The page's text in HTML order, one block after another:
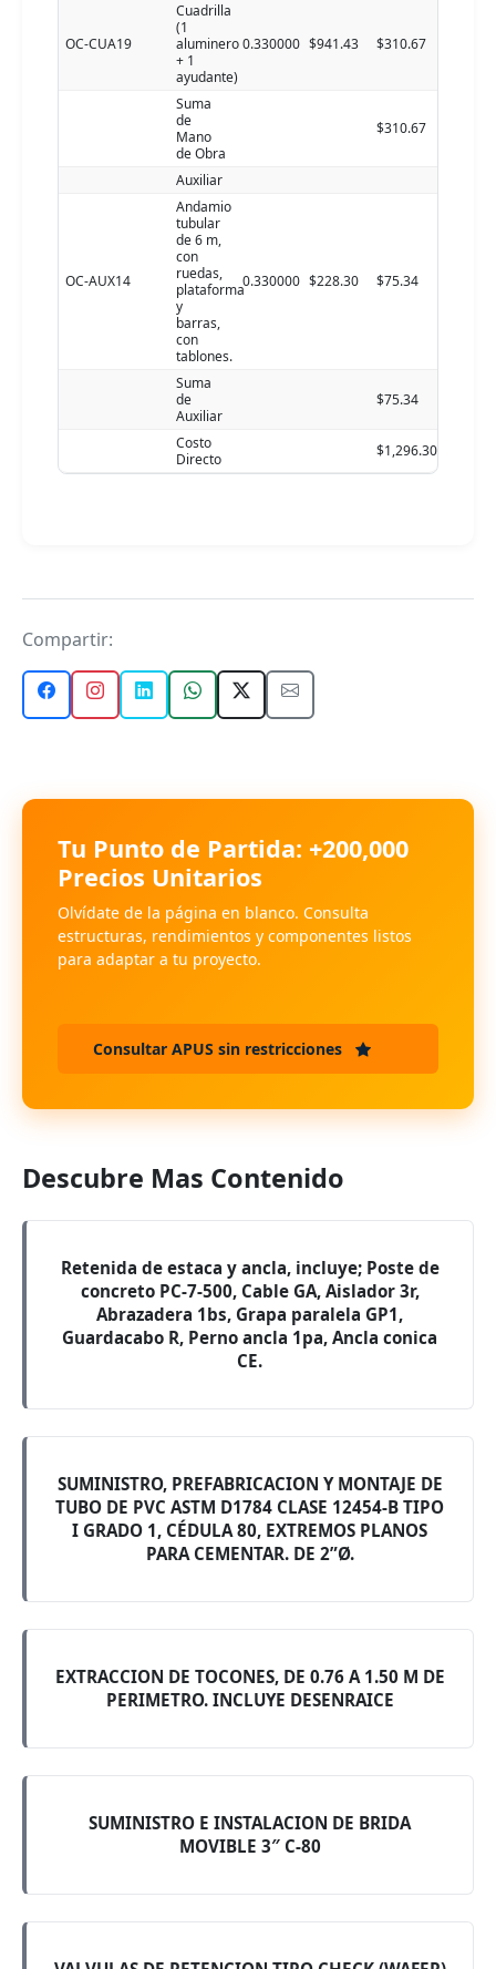
OC-CUA19
Cuadrilla
(1
aluminero
+ 1
ayudante)
0.330000 $941.43 $310.67
Suma
de
Mano
de Obra
$310.67
Auxiliar
OC-AUX14
Andamio
tubular
de 6 m,
con
ruedas,
plataforma
y
barras,
con
tablones.
0.330000 $228.30 $75.34
Suma
de
Auxiliar
$75.34
Costo
Directo
$1,296.30
Compartir:
Tu Punto de Partida: +200,000
Precios Unitarios
Olvídate de la página en blanco. Consulta
estructuras, rendimientos y componentes listos
para adaptar a tu proyecto.
Consultar APUS sin restricciones
Descubre Mas Contenido
Retenida de estaca y ancla, incluye; Poste de
concreto PC-7-500, Cable GA, Aislador 3r,
Abrazadera 1bs, Grapa paralela GP1,
Guardacabo R, Perno ancla 1pa, Ancla conica
CE.
SUMINISTRO, PREFABRICACION Y MONTAJE DE
TUBO DE PVC ASTM D1784 CLASE 12454-B TIPO
I GRADO 1, CÉDULA 80, EXTREMOS PLANOS
PARA CEMENTAR. DE 2”Ø.
EXTRACCION DE TOCONES, DE 0.76 A 1.50 M DE
PERIMETRO. INCLUYE DESENRAICE
SUMINISTRO E INSTALACION DE BRIDA
MOVIBLE 3″ C-80